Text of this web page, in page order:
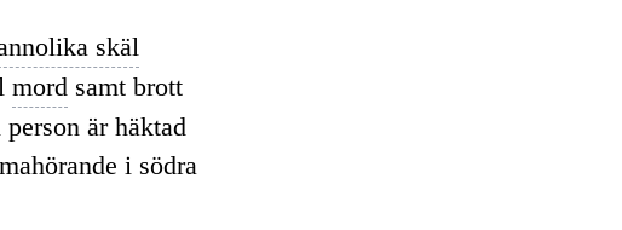
skäl
mord samt brott
är häktad
i södra